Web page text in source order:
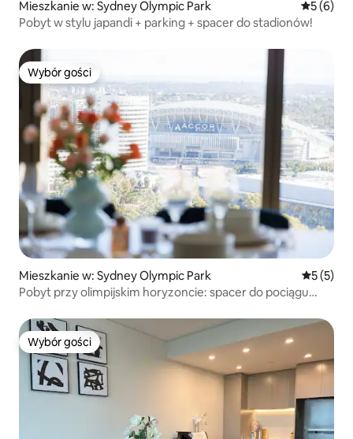
Mieszkanie w: Sydney Olympic Park Średnia
5 (6)
Pobyt w stylu japandi + parking + spacer do stadionów!
Wybór gości
Wybór gości
Mieszkanie w: Sydney Olympic Park Średnia
5 (5)
Pobyt przy olimpijskim horyzoncie: spacer do pociągu
Wybór gości
Wybór gości